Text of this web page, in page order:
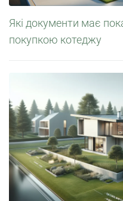
Які документи має
покупкою котеджу